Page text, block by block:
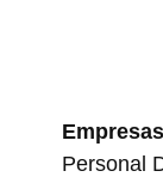
Personal